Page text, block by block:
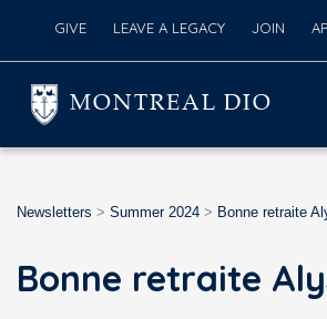
GIVE LEAVE A LEGACY JOIN
MONTREAL DIO
Newsletters > Summer 2024 > Bonne retraite
Bonne retraite